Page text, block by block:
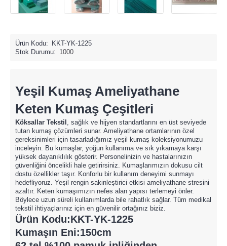
Ürün Kodu:
KKT-YK-1225
Stok Durumu: 1000
Yeşil Kumaş Ameliyathane
Keten Kumaş Çeşitleri
Köksallar Tekstil , sağlık ve hijyen standartlarını en üst seviyede
tutan kumaş çözümleri sunar. Ameliyathane ortamlarının özel
gereksinimleri için tasarladığımız yeşil kumaş koleksiyonumuzu
inceleyin. Bu kumaşlar, yoğun kullanıma ve sık yıkamaya karşı
yüksek dayanıklılık gösterir. Personelinizin ve hastalarınızın
güvenliğini öncelikli hale getirirsiniz. Kumaşlarımızın dokusu cilt
dostu özellikler taşır. Konforlu bir kullanım deneyimi sunmayı
hedefliyoruz. Yeşil rengin sakinleştirici etkisi ameliyathane stresini
azaltır. Keten kumaşımızın nefes alan yapısı terlemeyi önler.
Böylece uzun süreli kullanımlarda bile rahatlık sağlar. Tüm medikal
tekstil ihtiyaçlarınız için en güvenilir ortağınız biziz.
Ürün Kodu:KKT-YK-1225
Kumaşın Eni:150cm